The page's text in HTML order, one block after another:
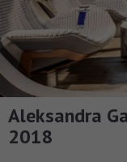
Aleksandra
2018